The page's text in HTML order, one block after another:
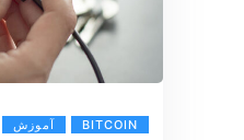
BITCOIN آموزش